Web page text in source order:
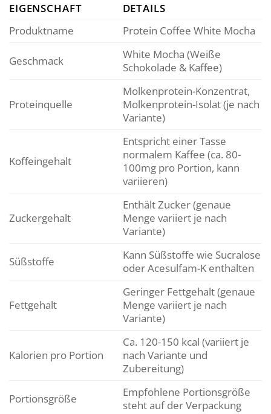
EIGENSCHAFT
DETAILS
Produktname
Protein Coffee White Mocha
Geschmack
White Mocha (Weiße
Schokolade & Kaffee)
Proteinquelle
Molkenprotein-Konzentrat,
Molkenprotein-Isolat (je nach
Variante)
Koffeingehalt
Entspricht einer Tasse
normalem Kaffee (ca. 80-
100mg pro Portion, kann
variieren)
Zuckergehalt
Enthält Zucker (genaue
Menge variiert je nach
Variante)
Süßstoffe
Kann Süßstoffe wie Sucralose
oder Acesulfam-K enthalten
Fettgehalt
Geringer Fettgehalt (genaue
Menge variiert je nach
Variante)
Kalorien pro Portion
Ca. 120-150 kcal (variiert je
nach Variante und
Zubereitung)
Portionsgröße
Empfohlene Portionsgröße
steht auf der Verpackung